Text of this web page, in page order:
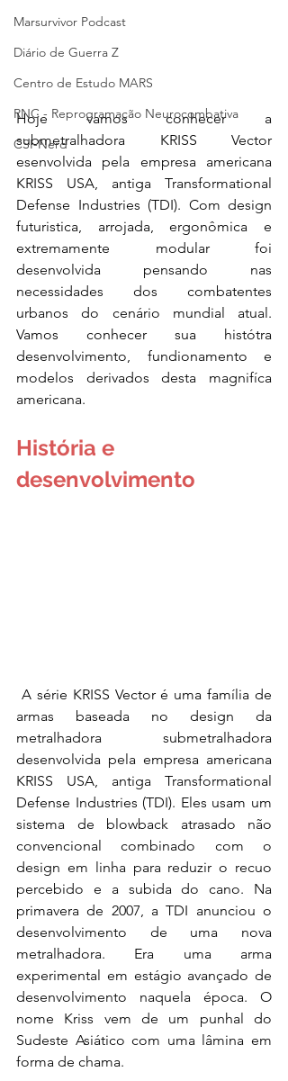
Marsurvivor Podcast
Diário de Guerra Z
Centro de Estudo MARS
RNC - Reprogramação Neurocombativa
CSI-Nerd
Hoje vamos conhecer a
submetralhadora KRISS Vector
esenvolvida pela empresa americana
KRISS USA, antiga Transformational
Defense Industries (TDI). Com design
futuristica, arrojada, ergonômica e
extremamente modular foi
desenvolvida pensando nas
necessidades dos combatentes
urbanos do cenário mundial atual.
Vamos conhecer sua histótra
desenvolvimento, fundionamento e
modelos derivados desta magnifíca
americana.
História e
desenvolvimento
armas baseada no design da
metralhadora submetralhadora
desenvolvida pela empresa americana
KRISS USA, antiga Transformational
Defense Industries (TDI). Eles usam um
sistema de blowback atrasado não
convencional combinado com o
design em linha para reduzir o recuo
percebido e a subida do cano. Na
primavera de 2007, a TDI anunciou o
desenvolvimento de uma nova
metralhadora. Era uma arma
experimental em estágio avançado de
desenvolvimento naquela época. O
nome Kriss vem de um punhal do
Sudeste Asiático com uma lâmina em
forma de chama.